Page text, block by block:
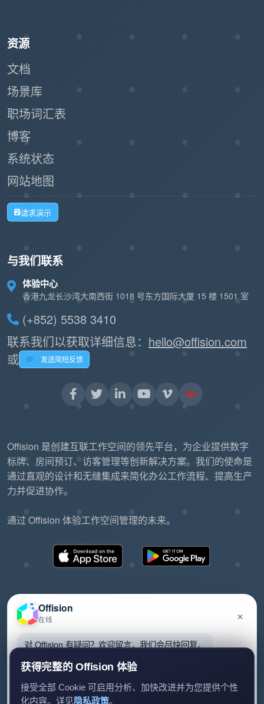
资源
文档
场景库
职场词汇表
博客
系统状态
网站地图
请求演示
与我们联系
体验中心
香港九龙长沙湾大南西街 1018 号东方国际大厦 15 楼 1501 室
(+852) 5538 3410
联系我们以获取详细信息： hello@offision.com
或
发送简短反馈
Offision 是创建互联工作空间的领先平台，为企业提供数字
标牌、房间预订、访客管理等创新解决方案。我们的使命是
通过直观的设计和无缝集成来简化办公工作流程、提高生产
力并促进协作。
通过 Offision 体验工作空间管理的未来。
隐私政策服务条款EULA
Offision
在线 ×
对 Offision 有疑问？欢迎留言，我们会尽快回复。
获得完整的 Offision 体验
接受全部 Cookie 可启用分析、加快改进并为您提供个性
化内容。详见隐私政策。